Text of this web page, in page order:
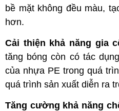
bề mặt không đều màu,
hơn.
Cải thiện khả năng gia
tăng bóng còn có tác
của nhựa PE trong quá
quá trình sản xuất diễn ra
Tăng cường khả năng